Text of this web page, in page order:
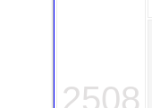
2508